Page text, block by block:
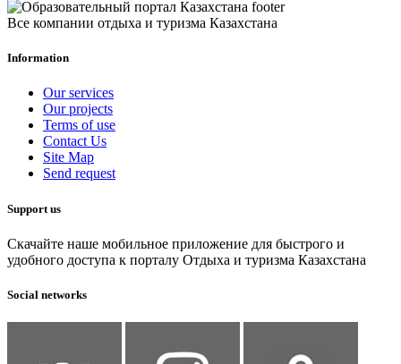
Все компании отдыха и туризма Казахстана
Information
Our services
Our projects
Terms of use
Contact Us
Site Map
Send request
Support us
Скачайте наше мобильное приложение для быстрого и
удобного доступа к порталу Отдыха и туризма Казахстана
Social networks